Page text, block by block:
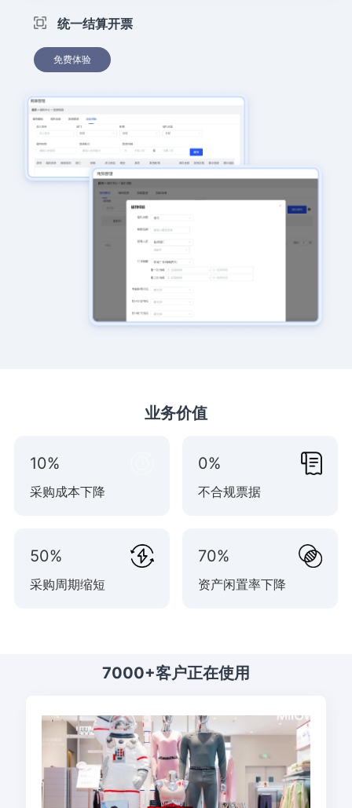
统一结算开票
免费体验
业务价值
10%
采购成本下降
0%
不合规票据
50%
采购周期缩短
70%
资产闲置率下降
7000+客户正在使用